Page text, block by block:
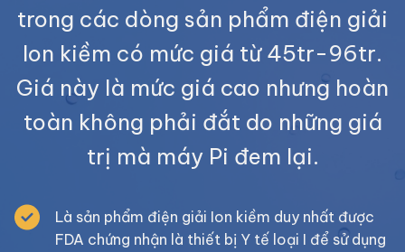
trong các dòng sản phẩm điện giải
Ion kiềm có mức giá từ 45tr-96tr.
Giá này là mức giá cao nhưng hoàn
toàn không phải đắt do những giá
trị mà máy Pi đem lại.
Là sản phẩm điện giải Ion kiềm duy nhất được
FDA chứng nhận là thiết bị Y tế loại I để sử dụng